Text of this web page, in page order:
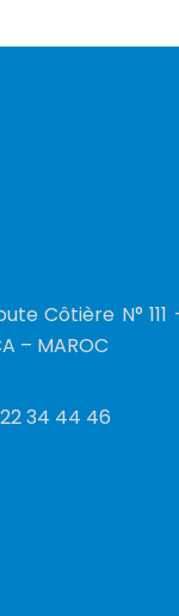
Côtière N° 111
– MAROC
34 44 46